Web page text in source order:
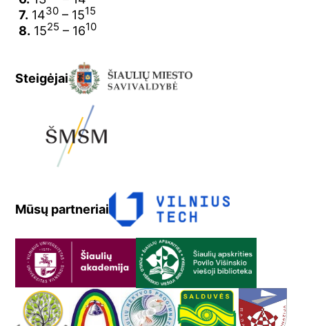
7. 1430 – 1515
8. 1525 – 1610
Steigėjai
Mūsų partneriai